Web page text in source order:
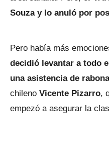
Souza y lo anuló por
Pero había más
decidió levantar a todo
una asistencia de rabona
chileno Vicente Pizarro,
empezó a asegurar la